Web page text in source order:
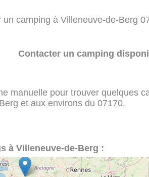
un camping à Villeneuve-de-Berg
Contacter un camping
manuelle pour trouver quelques
et aux environs du 07170.
à Villeneuve-de-Berg :